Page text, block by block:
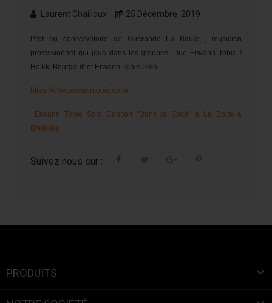
Laurent Chailloux 25 Décembre, 2019
Prof au conservatoire de Guérande La Baule , musicien
professionnel qui joue dans les groupes, Duo Erwann Tobie /
Heikki Bourgault et Erwann Tobie Solo.
https://www.erwanntobie.com/
Erwann Tobie Solo Concert "Dans la Boite" à La Boite à
Bretelles
Suivez nous sur :
PRODUITS 